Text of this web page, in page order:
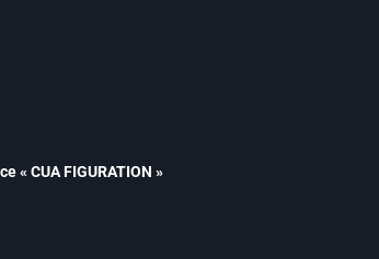
« CUA FIGURATION »